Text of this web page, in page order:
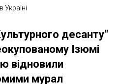
Україні
десанту"
Ізюмі
відновили
мурал